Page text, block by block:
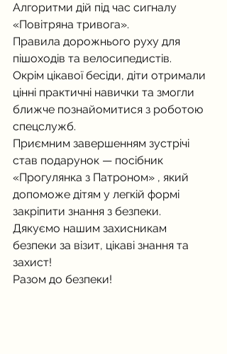
Алгоритми дій під час сигналу
«Повітряна тривога».
Правила дорожнього руху для
пішоходів та велосипедистів.
Окрім цікавої бесіди, діти отримали
цінні практичні навички та змогли
ближче познайомитися з роботою
спецслужб.
Приємним завершенням зустрічі
став подарунок — посібник
«Прогулянка з Патроном» , який
допоможе дітям у легкій формі
закріпити знання з безпеки.
Дякуємо нашим захисникам
безпеки за візит, цікаві знання та
захист!
Разом до безпеки!